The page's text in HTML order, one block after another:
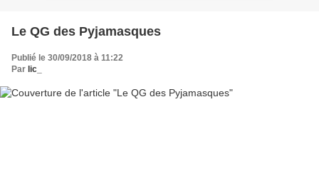
Le QG des Pyjamasques
Publié le 30/09/2018 à 11:22
Par lic_